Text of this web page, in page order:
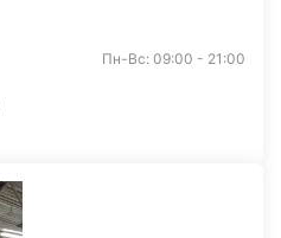
Пн-Вс: 09:00 - 21:00